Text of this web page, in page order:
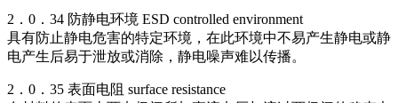
2．0．34 防静电环境 ESD controlled environment
具有防止静电危害的特定环境，在此环境中不易产生静电或静
电产生后易于泄放或消除，静电噪声难以传播。
2．0．35 表面电阻 surface resistance